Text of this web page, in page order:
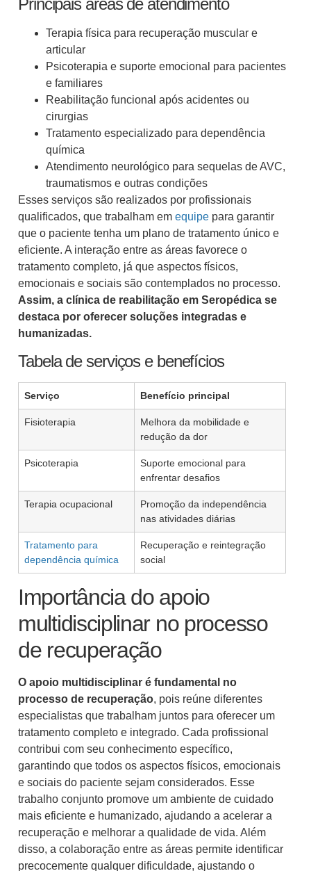
Principais áreas de atendimento
Terapia física para recuperação muscular e
articular
Psicoterapia e suporte emocional para pacientes
e familiares
Reabilitação funcional após acidentes ou
cirurgias
Tratamento especializado para dependência
química
Atendimento neurológico para sequelas de AVC,
traumatismos e outras condições
Esses serviços são realizados por profissionais
qualificados, que trabalham em equipe para garantir
que o paciente tenha um plano de tratamento único e
eficiente. A interação entre as áreas favorece o
tratamento completo, já que aspectos físicos,
emocionais e sociais são contemplados no processo.
Assim, a clínica de reabilitação em Seropédica se
destaca por oferecer soluções integradas e
humanizadas.
Tabela de serviços e benefícios
Serviço Benefício principal
Fisioterapia
Melhora da mobilidade e
redução da dor
Psicoterapia
Suporte emocional para
enfrentar desafios
Terapia ocupacional
Promoção da independência
nas atividades diárias
Tratamento para
dependência química
Recuperação e reintegração
social
Importância do apoio
multidisciplinar no processo
de recuperação
O apoio multidisciplinar é fundamental no
processo de recuperação, pois reúne diferentes
especialistas que trabalham juntos para oferecer um
tratamento completo e integrado. Cada profissional
contribui com seu conhecimento específico,
garantindo que todos os aspectos físicos, emocionais
e sociais do paciente sejam considerados. Esse
trabalho conjunto promove um ambiente de cuidado
mais eficiente e humanizado, ajudando a acelerar a
recuperação e melhorar a qualidade de vida. Além
disso, a colaboração entre as áreas permite identificar
precocemente qualquer dificuldade, ajustando o